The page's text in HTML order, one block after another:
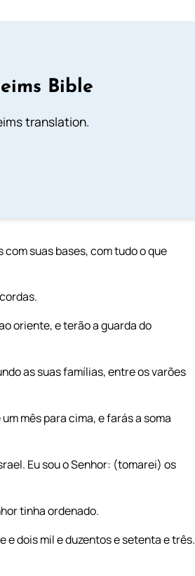
Bible
translation.
suas bases, com tudo o que
oriente, e terão a guarda do
as suas famílias, entre os varões
mês para cima, e farás a soma
Eu sou o Senhor: (tomarei) os
tinha ordenado.
e dois mil e duzentos e setenta e três.